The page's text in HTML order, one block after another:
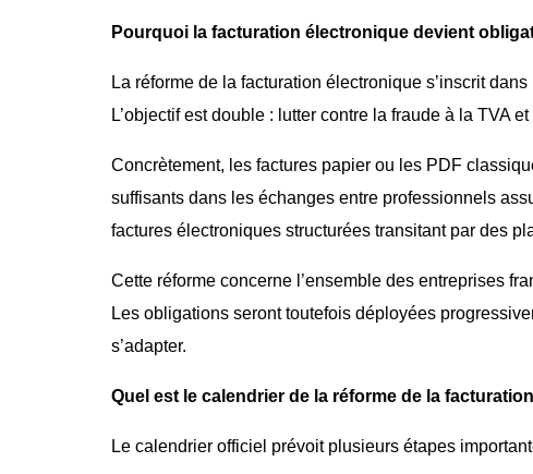
Pourquoi la facturation électronique devient
La réforme de la facturation électronique s’inscrit
L’objectif est double : lutter contre la fraude à la TVA
Concrètement, les factures papier ou les PDF
suffisants dans les échanges entre professionnels
factures électroniques structurées transitant par des
Cette réforme concerne l’ensemble des entreprises
Les obligations seront toutefois déployées
s’adapter.
Quel est le calendrier de la réforme de la
Le calendrier officiel prévoit plusieurs étapes